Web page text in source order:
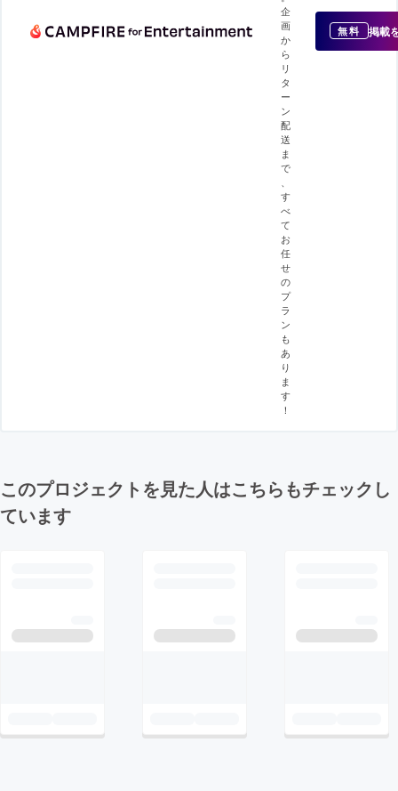
企
画
か
ら
リ
タ
ー
ン
配
送
ま
で
す
べ
て
お
任
せ
の
プ
ラ
ン
も
あ
り
ま
す
！
無料 掲載
このプロジェクトを見た人はこちらもチェックし
ています